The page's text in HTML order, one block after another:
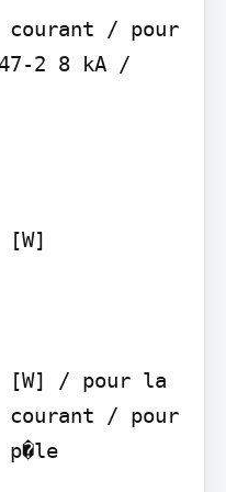
courant / pour
2 8 kA /
[W] / pour la
courant / pour
p�le